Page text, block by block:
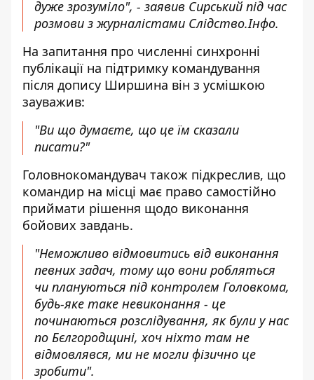
дуже зрозуміло", - заявив Сирський під час
розмови з журналістами Слідство.Інфо.
На запитання про численні синхронні
публікації на підтримку командування
після допису Ширшина він з усмішкою
зауважив:
"Ви що думаєте, що це їм сказали
писати?"
Головнокомандувач також підкреслив, що
командир на місці має право самостійно
приймати рішення щодо виконання
бойових завдань.
"Неможливо відмовитись від виконання
певних задач, тому що вони робляться
чи плануються під контролем Головкома,
будь-яке таке невиконання - це
починаються розслідування, як були у нас
по Бєлгородщині, хоч ніхто там не
відмовлявся, ми не могли фізично це
зробити".